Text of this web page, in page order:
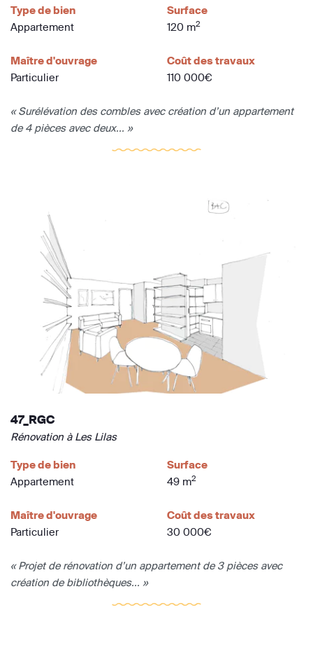
Type de bien
Appartement
Surface
120 m2
Maître d'ouvrage
Particulier
Coût des travaux
110 000€
« Surélévation des combles avec création d’un appartement
de 4 pièces avec deux... »
47_RGC
Rénovation à Les Lilas
Type de bien
Appartement
Surface
49 m2
Maître d'ouvrage
Particulier
Coût des travaux
30 000€
« Projet de rénovation d’un appartement de 3 pièces avec
création de bibliothèques... »